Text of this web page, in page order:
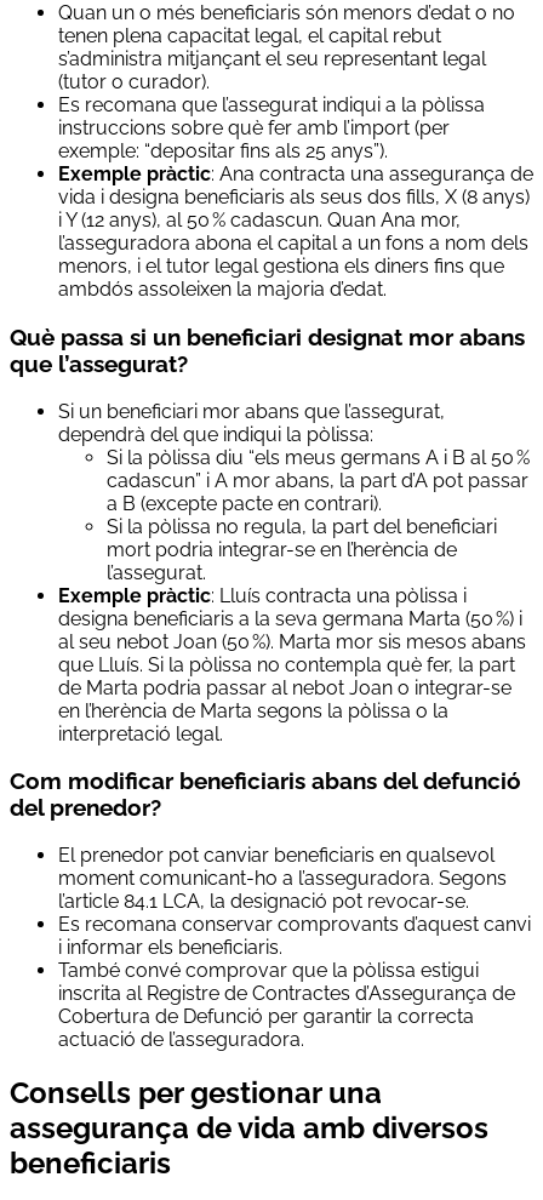
Quan un o més beneficiaris són menors d’edat o no
tenen plena capacitat legal, el capital rebut
s’administra mitjançant el seu representant legal
(tutor o curador).
Es recomana que l’assegurat indiqui a la pòlissa
instruccions sobre què fer amb l’import (per
exemple: “depositar fins als 25 anys”).
Exemple pràctic: Ana contracta una assegurança de
vida i designa beneficiaris als seus dos fills, X (8 anys)
i Y (12 anys), al 50 % cadascun. Quan Ana mor,
l’asseguradora abona el capital a un fons a nom dels
menors, i el tutor legal gestiona els diners fins que
ambdós assoleixen la majoria d’edat.
Què passa si un beneficiari designat mor abans
que l’assegurat?
Si un beneficiari mor abans que l’assegurat,
dependrà del que indiqui la pòlissa:
Si la pòlissa diu “els meus germans A i B al 50 %
cadascun” i A mor abans, la part d’A pot passar
a B (excepte pacte en contrari).
Si la pòlissa no regula, la part del beneficiari
mort podria integrar-se en l’herència de
l’assegurat.
Exemple pràctic: Lluís contracta una pòlissa i
designa beneficiaris a la seva germana Marta (50 %) i
al seu nebot Joan (50 %). Marta mor sis mesos abans
que Lluís. Si la pòlissa no contempla què fer, la part
de Marta podria passar al nebot Joan o integrar-se
en l’herència de Marta segons la pòlissa o la
interpretació legal.
Com modificar beneficiaris abans del defunció
del prenedor?
El prenedor pot canviar beneficiaris en qualsevol
moment comunicant-ho a l’asseguradora. Segons
l’article 84.1 LCA, la designació pot revocar-se.
Es recomana conservar comprovants d’aquest canvi
i informar els beneficiaris.
També convé comprovar que la pòlissa estigui
inscrita al Registre de Contractes d’Assegurança de
Cobertura de Defunció per garantir la correcta
actuació de l’asseguradora.
Consells per gestionar una
assegurança de vida amb diversos
beneficiaris